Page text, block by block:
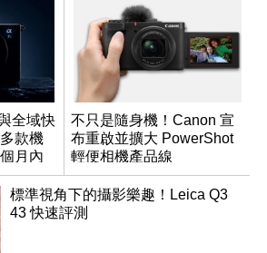
全域快
款機
月內
不只是隨身機！Canon 宣
布重啟並擴大 PowerShot
輕便相機產品線
標準視角下的攝影樂趣！Leica Q3
43 快速評測